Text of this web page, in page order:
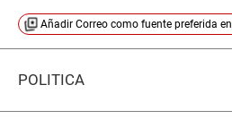
Añadir Correo como fuente preferida en
POLÍTICA